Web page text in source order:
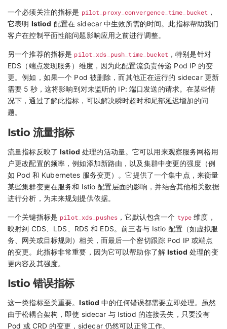
一个必须关注的指标是 pilot_proxy_convergence_time_bucket ，
它表明 Istiod 配置在 sidecar 中生效所需的时间。此指标帮助我们
客户在控制平面性能问题影响应用之前进行调整。
另一个推荐的指标是 pilot_xds_push_time_bucket ，特别是针对
EDS（端点发现服务）维度，因为此配置流负责传递 Pod IP 的变
更。例如，如果一个 Pod 被删除，而其他正在运行的 sidecar 更新
需要 5 秒，这将影响到对未监听的 IP: 端口发送的请求。在某些情
况下，通过了解此指标，可以解决瞬时超时和尾部延迟增加的问
题。
Istio 流量指标
流量指标反映了Istiod 处理的活动量。它可以用来观察服务网格用
户更改配置的频率，例如添加新路由，以及集群中变更的强度（例
如 Pod 和 Kubernetes 服务变更）。它提供了一个集中点，来衡量
某些集群变更在服务和 Istio 配置层面的影响，并结合其他相关数据
进行分析，为未来规划提供依据。
一个关键指标是 pilot_xds_pushes ，它默认包含一个 type 维度，
映射到 CDS、LDS、RDS 和 EDS。前三者与 Istio 配置（如虚拟服
务、网关或目标规则）相关，而最后一个密切跟踪 Pod IP 或端点
的变更。此指标非常重要，因为它可以帮助你了解Istiod 处理的变
更内容及其强度。
Istio 错误指标
这一类指标至关重要。Istiod 中的任何错误都需要立即处理。虽然
由于松耦合架构，即使 sidecar 与 Istiod 的连接丢失，只要没有
Pod 或 CRD 的变更，sidecar 仍然可以正常工作。